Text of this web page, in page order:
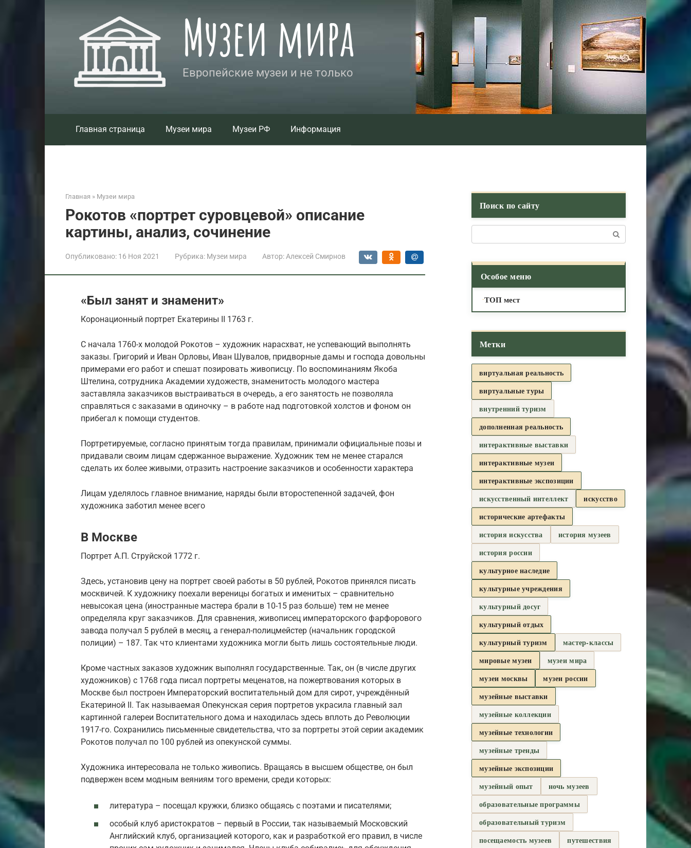
Музеи мира
Европейские музеи и не только
Главная страница Музеи мира Музеи РФ Информация
Главная » Музеи мира
Рокотов «портрет суровцевой» описание
картины, анализ, сочинение
Опубликовано: 16 Ноя 2021 Рубрика: Музеи мира Автор: Алексей Смирнов
«Был занят и знаменит»
Коронационный портрет Екатерины II 1763 г.
С начала 1760-х молодой Рокотов – художник нарасхват, не успевающий выполнять
заказы. Григорий и Иван Орловы, Иван Шувалов, придворные дамы и господа довольны
примерами его работ и спешат позировать живописцу. По воспоминаниям Якоба
Штелина, сотрудника Академии художеств, знаменитость молодого мастера
заставляла заказчиков выстраиваться в очередь, а его занятость не позволяла
справляться с заказами в одиночку – в работе над подготовкой холстов и фоном он
прибегал к помощи студентов.
Портретируемые, согласно принятым тогда правилам, принимали официальные позы и
придавали своим лицам сдержанное выражение. Художник тем не менее старался
сделать их более живыми, отразить настроение заказчиков и особенности характера
Лицам уделялось главное внимание, наряды были второстепенной задачей, фон
художника заботил менее всего
В Москве
Портрет А.П. Струйской 1772 г.
Здесь, установив цену на портрет своей работы в 50 рублей, Рокотов принялся писать
москвичей. К художнику поехали вереницы богатых и именитых – сравнительно
невысокая цена (иностранные мастера брали в 10-15 раз больше) тем не менее
определяла круг заказчиков. Для сравнения, живописец императорского фарфорового
завода получал 5 рублей в месяц, а генерал-полицмейстер (начальник городской
полиции) – 187. Так что клиентами художника могли быть лишь состоятельные люди.
Кроме частных заказов художник выполнял государственные. Так, он (в числе других
художников) с 1768 года писал портреты меценатов, на пожертвования которых в
Москве был построен Императорский воспитательный дом для сирот, учреждённый
Екатериной II. Так называемая Опекунская серия портретов украсила главный зал
картинной галереи Воспитательного дома и находилась здесь вплоть до Революции
1917-го. Сохранились письменные свидетельства, что за портреты этой серии академик
Рокотов получал по 100 рублей из опекунской суммы.
Художника интересовала не только живопись. Вращаясь в высшем обществе, он был
подвержен всем модным веяниям того времени, среди которых:
литература – посещал кружки, близко общаясь с поэтами и писателями;
особый клуб аристократов – первый в России, так называемый Московский
Английский клуб, организацией которого, как и разработкой его правил, в числе
Поиск по сайту
Особое меню
ТОП мест
Метки
виртуальная реальность
виртуальные туры
внутренний туризм
дополненная реальность
интерактивные выставки
интерактивные музеи
интерактивные экспозиции
искусственный интеллект
искусство
исторические артефакты
история искусства
история музеев
история россии
культурное наследие
культурные учреждения
культурный досуг
культурный отдых
культурный туризм
мастер-классы
мировые музеи
музеи мира
музеи москвы
музеи россии
музейные выставки
музейные коллекции
музейные технологии
музейные тренды
музейные экспозиции
музейный опыт
ночь музеев
образовательные программы
образовательный туризм
посещаемость музеев
путешествия